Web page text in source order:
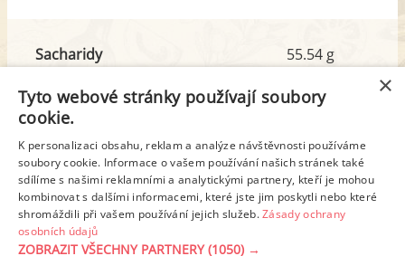
Sacharidy
z toho cukr
55.54 g
4.97 g
Tuk
z toho nas. mastné kyseliny
20.66 g
11.31 g
Detailní rozpis
×
Tyto webové stránky používají soubory
cookie.
K personalizaci obsahu, reklam a analýze návštěvnosti používáme
soubory cookie. Informace o vašem používání našich stránek také
sdílíme s našimi reklamními a analytickými partnery, kteří je mohou
kombinovat s dalšími informacemi, které jste jim poskytli nebo které
shromáždili při vašem používání jejich služeb.Zásady ochrany
osobních údajů
ZOBRAZIT VŠECHNY PARTNERY(1050) →